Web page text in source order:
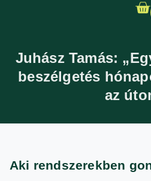
Juhász Tamás:
beszélgetés
az
Aki rendszerekben